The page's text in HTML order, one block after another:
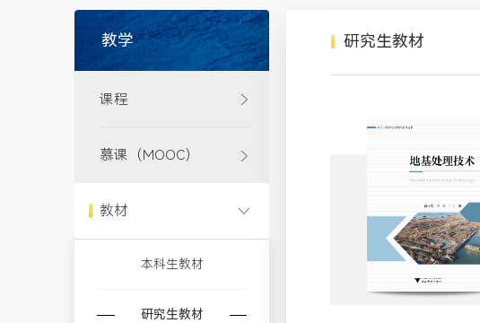
教学
课程
慕课（MOOC）
教材
本科生教材
研究生教材
研究生教材